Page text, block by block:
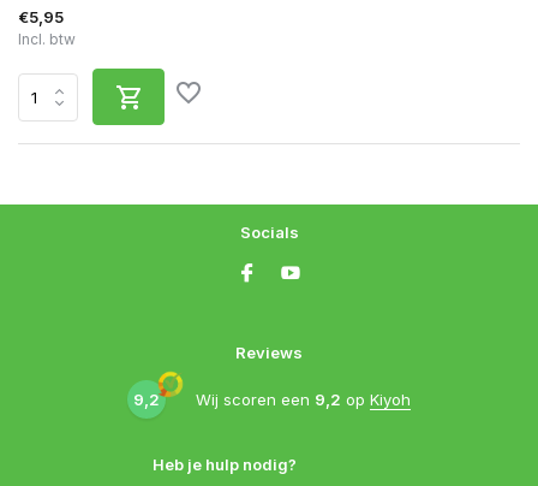
€5,95
Incl. btw
Heb je hulp nodig?
Reviews
9,2 Wij scoren een 9,2 op Kiyoh
Socials